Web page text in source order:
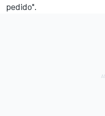
pedido".